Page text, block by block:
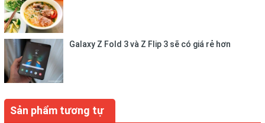
Galaxy Z Fold 3 và Z Flip 3 sẽ có giá rẻ hơn
Sản phẩm tương tự